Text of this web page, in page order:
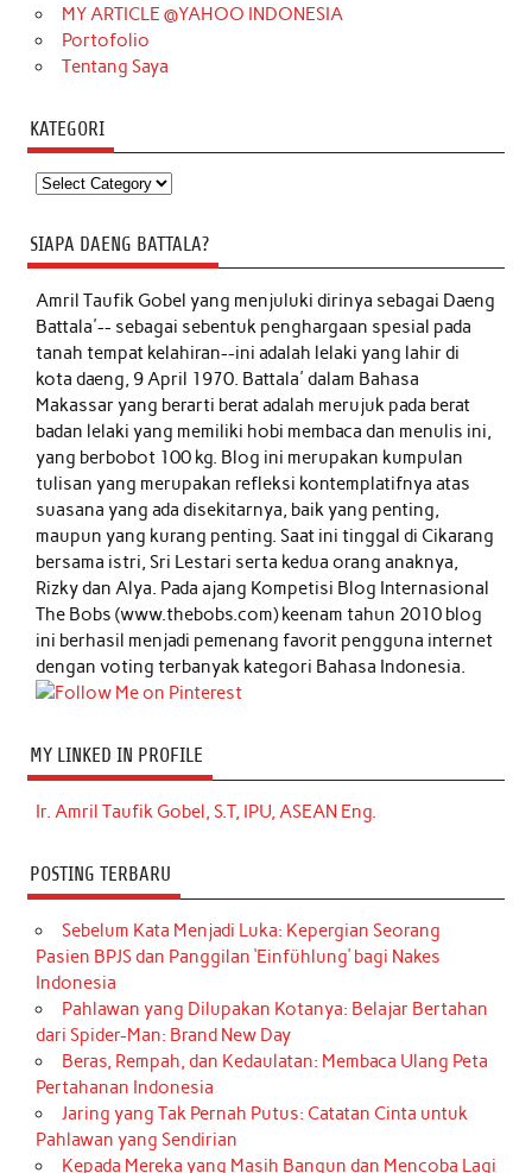
MY ARTICLE @YAHOO INDONESIA
Portofolio
Tentang Saya
KATEGORI
Kategori
SIAPA DAENG BATTALA?
Amril Taufik Gobelyang menjuluki dirinya sebagai Daeng
Battala'-- sebagai sebentuk penghargaan spesial pada
tanah tempat kelahiran--ini adalah lelaki yang lahir di
kota daeng, 9 April 1970. Battala' dalam Bahasa
Makassar yang berarti berat adalah merujuk pada berat
badan lelaki yang memiliki hobi membaca dan menulis ini,
yang berbobot 100 kg. Blog ini merupakan kumpulan
tulisan yang merupakan refleksi kontemplatifnya atas
suasana yang ada disekitarnya, baik yang penting,
maupun yang kurang penting. Saat ini tinggal di Cikarang
bersama istri, Sri Lestari serta kedua orang anaknya,
Rizky dan Alya. Pada ajang Kompetisi Blog Internasional
The Bobs (www.thebobs.com) keenam tahun 2010 blog
ini berhasil menjadi pemenang favorit pengguna internet
dengan voting terbanyak kategori Bahasa Indonesia.
MY LINKED IN PROFILE
Ir. Amril Taufik Gobel, S.T, IPU, ASEAN Eng.
POSTING TERBARU
Sebelum Kata Menjadi Luka: Kepergian Seorang
Pasien BPJS dan Panggilan ‘Einfühlung’ bagi Nakes
Indonesia
Pahlawan yang Dilupakan Kotanya: Belajar Bertahan
dari Spider-Man: Brand New Day
Beras, Rempah, dan Kedaulatan: Membaca Ulang Peta
Pertahanan Indonesia
Jaring yang Tak Pernah Putus: Catatan Cinta untuk
Pahlawan yang Sendirian
Kepada Mereka yang Masih Bangun dan Mencoba Lagi